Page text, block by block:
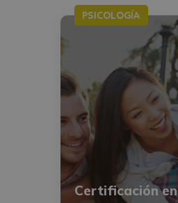
PSICOLOGÍA
Certificación en